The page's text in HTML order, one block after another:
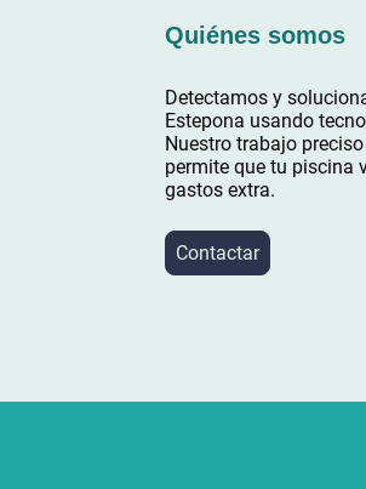
Quiénes somos
Detectamos y
Estepona usando
Nuestro trabajo
permite que tu piscina
gastos extra.
Contactar